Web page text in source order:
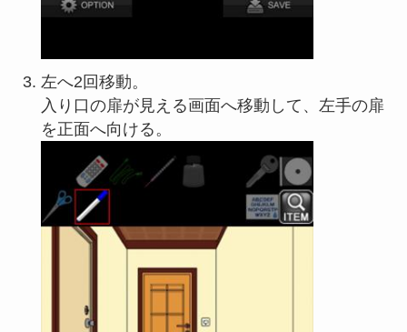
左へ2回移動。
入り口の扉が見える画面へ移動して、左手の扉
を正面へ向ける。